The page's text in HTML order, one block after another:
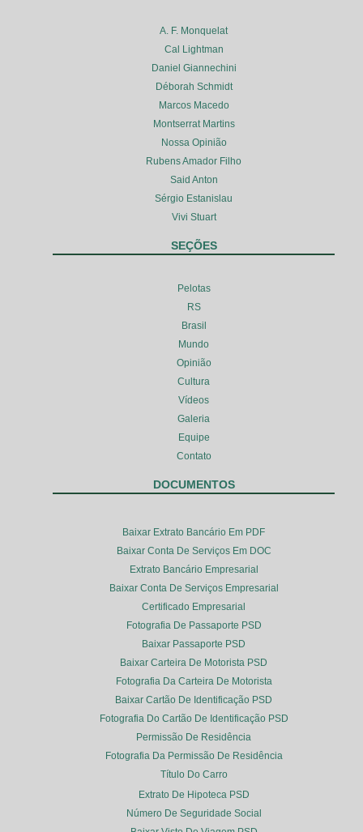
A. F. Monquelat
Cal Lightman
Daniel Giannechini
Déborah Schmidt
Marcos Macedo
Montserrat Martins
Nossa Opinião
Rubens Amador Filho
Said Anton
Sérgio Estanislau
Vivi Stuart
SEÇÕES
Pelotas
RS
Brasil
Mundo
Opinião
Cultura
Vídeos
Galeria
Equipe
Contato
DOCUMENTOS
Baixar Extrato Bancário Em PDF
Baixar Conta De Serviços Em DOC
Extrato Bancário Empresarial
Baixar Conta De Serviços Empresarial
Certificado Empresarial
Fotografia De Passaporte PSD
Baixar Passaporte PSD
Baixar Carteira De Motorista PSD
Fotografia Da Carteira De Motorista
Baixar Cartão De Identificação PSD
Fotografia Do Cartão De Identificação PSD
Permissão De Residência
Fotografia Da Permissão De Residência
Título Do Carro
Extrato De Hipoteca PSD
Número De Seguridade Social